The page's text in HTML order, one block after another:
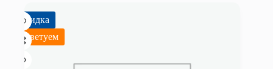
Скидка
Советуем